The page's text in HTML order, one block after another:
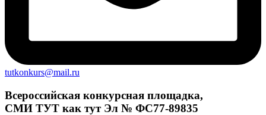
tutkonkurs@mail.ru
Всероссийская конкурсная площадка,
СМИ ТУТ как тут Эл № ФС77-89835